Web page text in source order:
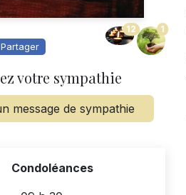
Partager
12 1
votre sympathie
message de sympathie
Condoléances